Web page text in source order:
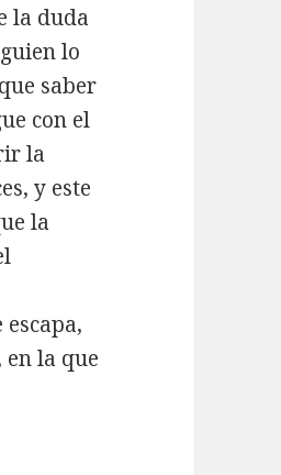
la duda
lo
saber
con el
la
y este
la
la que